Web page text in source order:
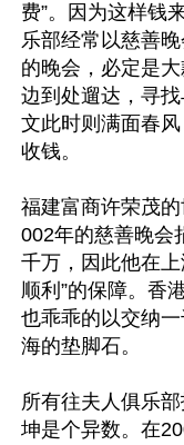
费”。因为这样钱
乐部经常以慈善
的晚会，必定是
边到处遛达，寻
文此时则满面春
收钱。
福建富商许荣茂
002年的慈善晚会
千万，因此他在
顺利”的保障。香
也乖乖的以交纳
海的垫脚石。
所有往夫人俱乐
坤是个异数。在